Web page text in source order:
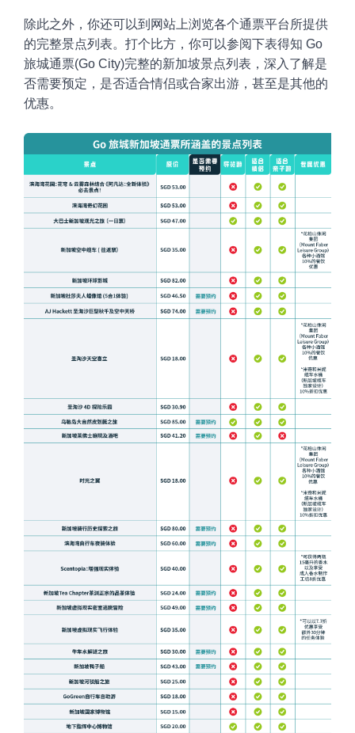
除此之外，你还可以到网站上浏览各个通票平台所提供
的完整景点列表。打个比方，你可以参阅下表得知 Go
旅城通票(Go City)完整的新加坡景点列表，深入了解是
否需要预定，是否适合情侣或合家出游，甚至是其他的
优惠。